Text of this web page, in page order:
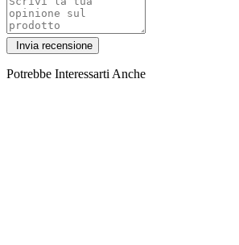
Potrebbe Interessarti Anche